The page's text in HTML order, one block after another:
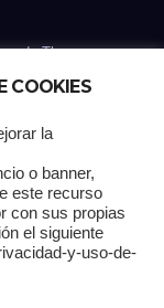
deThemeansar
Gracias !
Principal Pago
COOKIES
la
o banner,
este recurso
con sus propias
el siguiente
y-uso-de-